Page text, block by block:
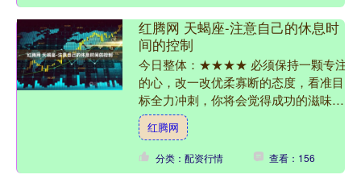
红腾网 天蝎座-注意自己的休息时
间的控制
今日整体：★★★★ 必须保持一颗专注
的心，改一改优柔寡断的态度，看准目
标全力冲刺，你将会觉得成功的滋味妙
不可言！ 今日指南：注意自己的休息
时间的控制。 幸运场所....
红腾网
分类：配资行情 查看：156